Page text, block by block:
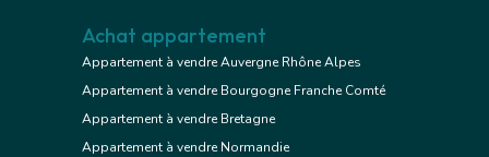
Achat appartement
Appartement à vendre Auvergne Rhône Alpes
Appartement à vendre Bourgogne Franche Comté
Appartement à vendre Bretagne
Appartement à vendre Normandie